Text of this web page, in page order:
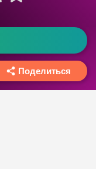
Поделиться